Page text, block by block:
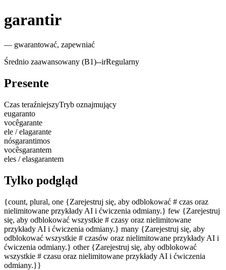
garantir
— gwarantować, zapewniać
Średnio zaawansowany (B1)--irRegularny
Presente
Czas teraźniejszyTryb oznajmujący
eugaranto
vocêgarante
ele / elagarante
nósgarantimos
vocêsgarantem
eles / elasgarantem
Tylko podgląd
{count, plural, one {Zarejestruj się, aby odblokować # czas oraz
nielimitowane przykłady AI i ćwiczenia odmiany.} few {Zarejestruj
się, aby odblokować wszystkie # czasy oraz nielimitowane
przykłady AI i ćwiczenia odmiany.} many {Zarejestruj się, aby
odblokować wszystkie # czasów oraz nielimitowane przykłady AI i
ćwiczenia odmiany.} other {Zarejestruj się, aby odblokować
wszystkie # czasu oraz nielimitowane przykłady AI i ćwiczenia
odmiany.}}